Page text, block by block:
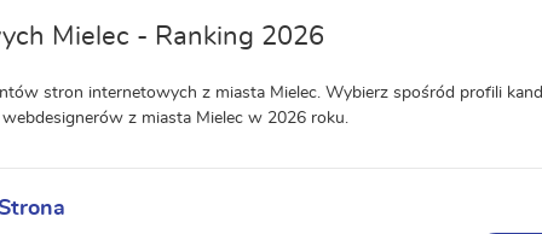
Mielec - Ranking 2026
stron internetowych z miasta Mielec. Wybierz spośród profili
z miasta Mielec w 2026 roku.